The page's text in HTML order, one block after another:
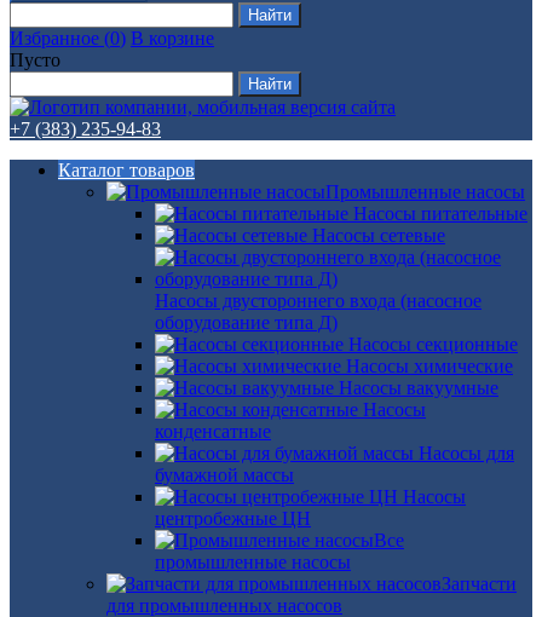
Избранное (0) В корзине
Пусто
+7 (383) 235-94-83
Каталог товаров
Промышленные насосы
Насосы питательные
Насосы сетевые
Насосы двустороннего входа (насосное
оборудование типа Д)
Насосы секционные
Насосы химические
Насосы вакуумные
Насосы
конденсатные
Насосы для
бумажной массы
Насосы
центробежные ЦН
Все
промышленные насосы
Запчасти
для промышленных насосов